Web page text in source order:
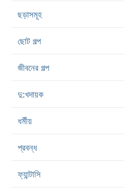
ছড়াসমূহ
ছোট গল্প
জীবনের গল্প
দু:খদায়ক
ধর্মীয়
প্রবন্ধ
ফ্যান্টাসি